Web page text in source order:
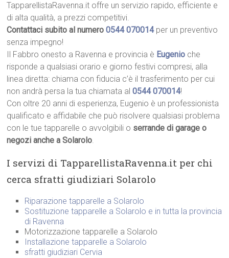
TapparellistaRavenna.it offre un servizio rapido, efficiente e
di alta qualità, a prezzi competitivi.
Contattaci subito al numero0544 070014per un preventivo
senza impegno!
Il Fabbro onesto a Ravenna e provincia è Eugenio che
risponde a qualsiasi orario e giorno festivi compresi, alla
linea diretta: chiama con fiducia c’è il trasferimento per cui
non andrà persa la tua chiamata al0544 070014!
Con oltre 20 anni di esperienza, Eugenio è un professionista
qualificato e affidabile che può risolvere qualsiasi problema
con le tue tapparelle o avvolgibili o serrande di garage o
negozi anche a Solarolo.
I servizi di TapparellistaRavenna.it per chi
cerca sfratti giudiziari Solarolo
Riparazione tapparelle a Solarolo
Sostituzione tapparelle a Solarolo e in tutta la provincia
di Ravenna
Motorizzazione tapparelle a Solarolo
Installazione tapparelle a Solarolo
sfratti giudiziari Cervia